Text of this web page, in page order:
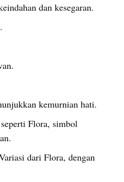
dan kesegaran.
kemurnian hati.
Flora, simbol
dari Flora, dengan